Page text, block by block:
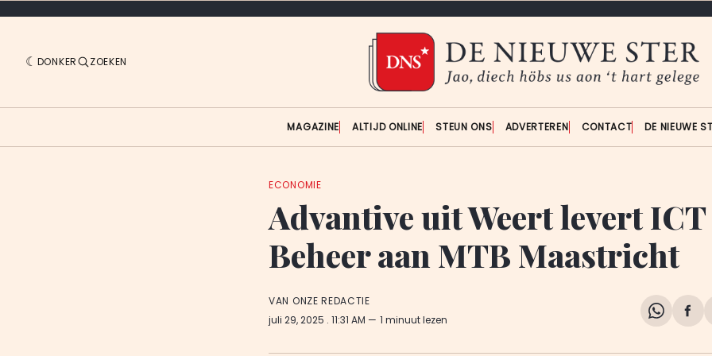
DONKER ZOEKEN
MAGAZINE ALTIJD ONLINE STEUN ONS ADVERTEREN CONTACT DE NIEUWE
ECONOMIE
Advantive uit Weert levert ICT
Beheer aan MTB Maastricht
VAN ONZE REDACTIE
juli 29, 2025 . 11:31 AM 1 minuut lezen
Share